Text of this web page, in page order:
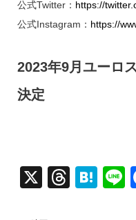
公式Twitter： https://
公式Instagram： https://
2023年9月ユーロ
決定
X
T
H